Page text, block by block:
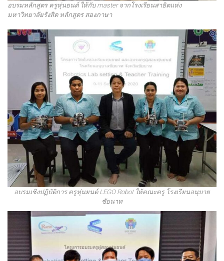
อบรมหลักสูตร ครูหุ่นยนต์ ให้กับ master จากโรงเรียนสาธิตแห่ง
มหาวิทยาลัยรังสิต หลักสูตร สองภาษา
อบรมเชิงปฏิบัติการ ครูหุ่นยนต์ LEGO Robot ให้คณะครู โรงเรียนอนุบาย
ชัยนาท